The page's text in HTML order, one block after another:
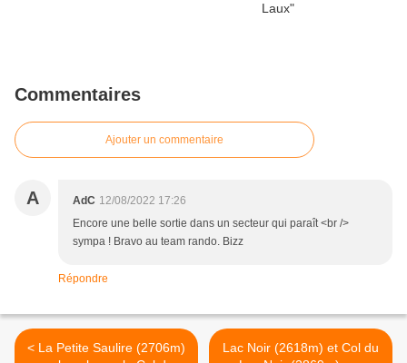
Commentaires
Ajouter un commentaire
A AdC 12/08/2022 17:26
Encore une belle sortie dans un secteur qui paraît <br />
sympa ! Bravo au team rando. Bizz
Répondre
< La Petite Saulire (2706m)
Lac Noir (2618m) et Col du